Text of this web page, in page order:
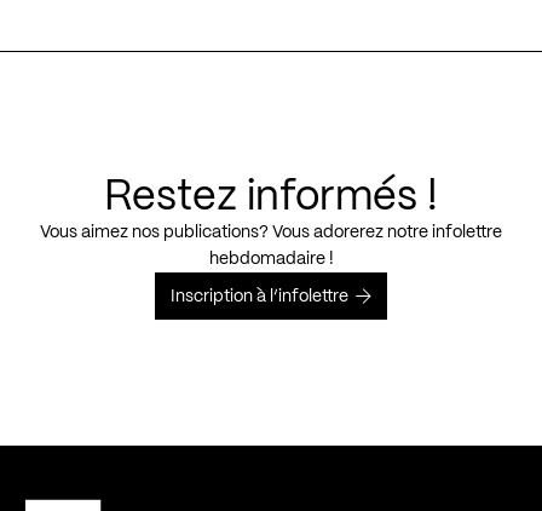
Restez informés !
Vous aimez nos publications? Vous adorerez notre infolettre
hebdomadaire !
Inscription à l’infolettre